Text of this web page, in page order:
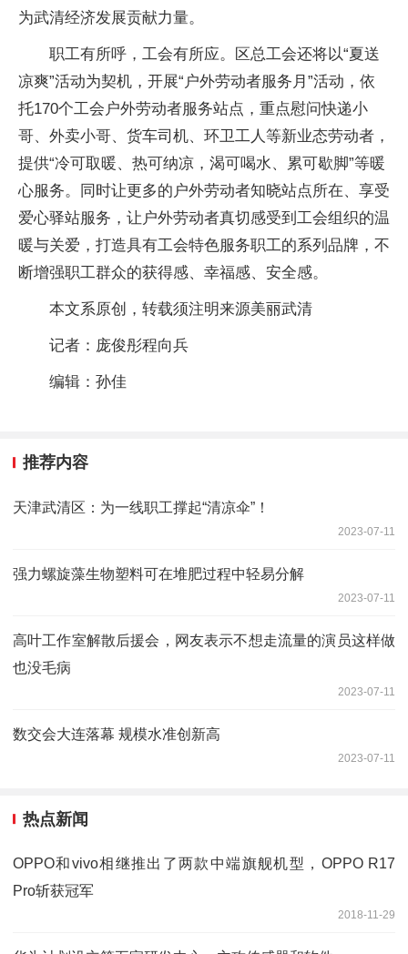
为武清经济发展贡献力量。
职工有所呼，工会有所应。区总工会还将以“夏送
凉爽”活动为契机，开展“户外劳动者服务月”活动，依
托170个工会户外劳动者服务站点，重点慰问快递小
哥、外卖小哥、货车司机、环卫工人等新业态劳动者，
提供“冷可取暖、热可纳凉，渴可喝水、累可歇脚”等暖
心服务。同时让更多的户外劳动者知晓站点所在、享受
爱心驿站服务，让户外劳动者真切感受到工会组织的温
暖与关爱，打造具有工会特色服务职工的系列品牌，不
断增强职工群众的获得感、幸福感、安全感。
本文系原创，转载须注明来源美丽武清
记者：庞俊彤程向兵
编辑：孙佳
推荐内容
天津武清区：为一线职工撑起“清凉伞”！
2023-07-11
强力螺旋藻生物塑料可在堆肥过程中轻易分解
2023-07-11
高叶工作室解散后援会，网友表示不想走流量的演员这样做
也没毛病
2023-07-11
数交会大连落幕 规模水准创新高
2023-07-11
热点新闻
OPPO和vivo相继推出了两款中端旗舰机型，OPPO R17
Pro斩获冠军
2018-11-29